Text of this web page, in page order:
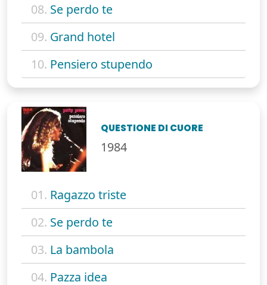
08. Se perdo te
09. Grand hotel
10. Pensiero stupendo
QUESTIONE DI CUORE
1984
01. Ragazzo triste
02. Se perdo te
03. La bambola
04. Pazza idea